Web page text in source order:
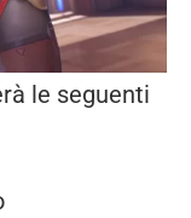
le seguenti